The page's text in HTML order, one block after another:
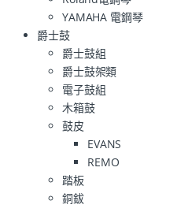
YAMAHA 電鋼琴
爵士鼓
爵士鼓組
爵士鼓架類
電子鼓組
木箱鼓
鼓皮
EVANS
REMO
踏板
銅鈸